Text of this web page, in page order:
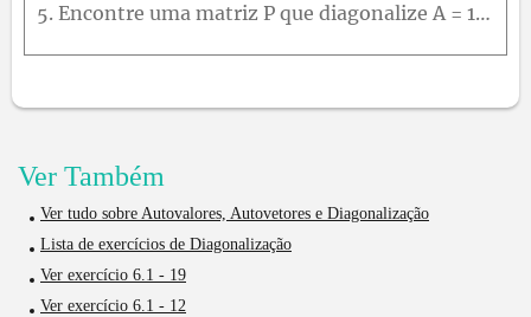
5. Encontre uma matriz P que diagonalize A = 1 0 1 0 1 0 1 0 1 Ortogonalmente e determine a matriz diagonal D = P T A P .
Ver Também
Ver tudo sobre Autovalores, Autovetores e Diagonalização
Lista de exercícios de Diagonalização
Ver exercício 6.1 - 19
Ver exercício 6.1 - 12